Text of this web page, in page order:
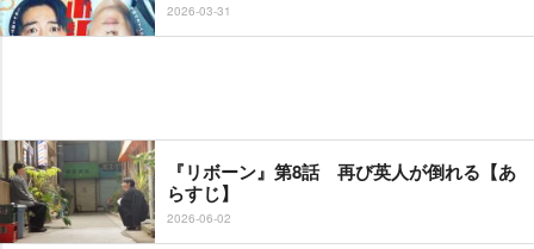
2026-03-31
『リボーン』第8話 再び英人が倒れる【あ
らすじ】
2026-06-02